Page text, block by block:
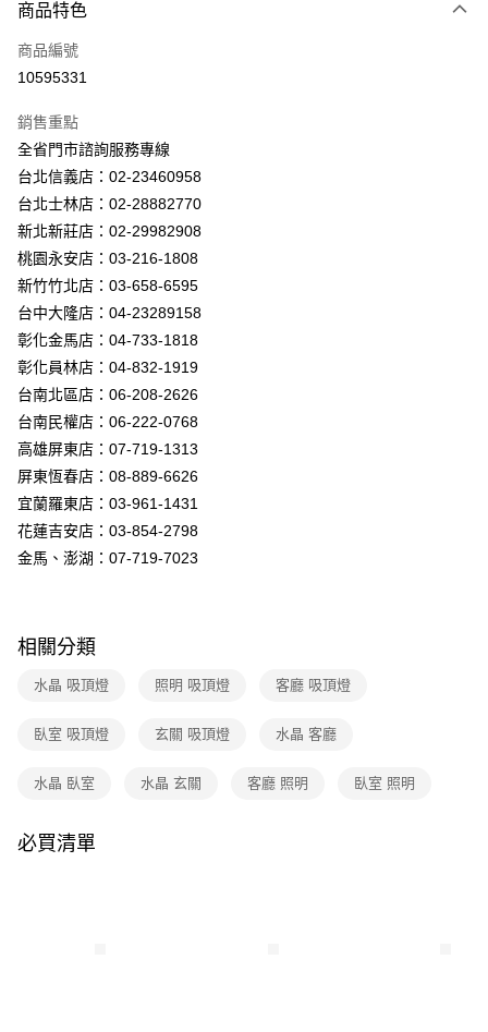
信用卡一次付款
LINE Pay
街口支付
悠遊付
Google Pay
全盈+PAY
AFTEE先享後付
相關說明
【關於「AFTEE先享後付」】
AFTEE先享後付是「在收到商品之後才付款」的支付方式。 讓您購物簡單
便利好安心！
１．簡單：不需註冊會員、不需綁卡、不需儲值。
３．安心：先確認商品／服務後，再付款。
【「AFTEE先享後付」結帳流程】
１．於結帳方式選擇「AFTEE先享後付」後，將跳轉至「AFTEE先享後付」
結帳頁面，進行簡訊認證並確認金額後，即可完成結帳。
２．訂單成立數日內，您將收到繳費通知簡訊。
後付繳納相關費用。
是否繳費成功／繳費後需取消欲退款等相關疑問，請聯繫「AFTEE先享後付
易，需依本服務之必要範圍內提供個人資料，並將交易相關給付款項請求債
https://aftee.tw/terms/#terms3
ATM付款
運送方式
新竹貨運宅配
商品特色
商品編號
10595331
銷售重點
全省門市諮詢服務專線
台北信義店：02-23460958
台北士林店：02-28882770
新北新莊店：02-29982908
桃園永安店：03-216-1808
新竹竹北店：03-658-6595
台中大隆店：04-23289158
彰化金馬店：04-733-1818
彰化員林店：04-832-1919
台南北區店：06-208-2626
台南民權店：06-222-0768
高雄屏東店：07-719-1313
屏東恆春店：08-889-6626
宜蘭羅東店：03-961-1431
花蓮吉安店：03-854-2798
金馬、澎湖：07-719-7023
相關分類
水晶 吸頂燈 照明 吸頂燈 客廳 吸頂燈
臥室 吸頂燈 玄關 吸頂燈 水晶 客廳
水晶 臥室 水晶 玄關 客廳 照明 臥室 照明
必買清單